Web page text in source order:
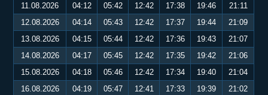
11.08.2026
04:12 05:42 12:42 17:38 19:46
21:11
12.08.2026
04:14 05:43 12:42 17:37 19:44
21:09
13.08.2026
04:15 05:44 12:42 17:36 19:43
21:07
14.08.2026
04:17 05:45 12:42 17:35 19:42
21:06
15.08.2026
04:18 05:46 12:42 17:34 19:40
21:04
16.08.2026
04:19 05:47 12:41 17:33 19:39 21:02